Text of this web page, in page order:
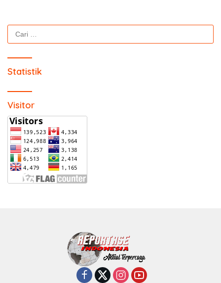
Cari
untuk:
Statistik
Visitor